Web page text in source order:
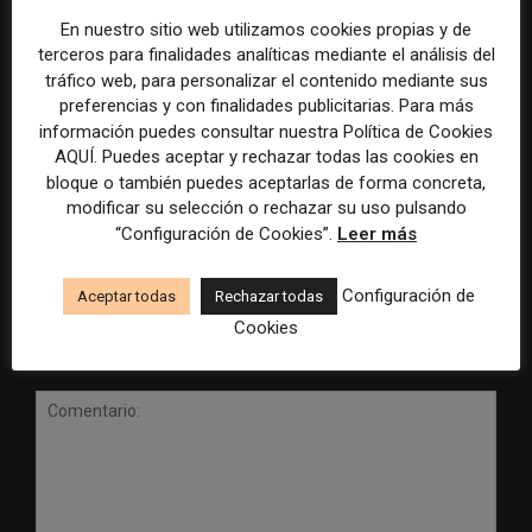
Radio Televisión Madrid
establece un sistema de
control para el uso de la
inteligencia artificial
ADEPA crea un premio
especial para la mejor
cobertura periodística del
En nuestro sitio web utilizamos cookies propias y de
terceros para finalidades analíticas mediante el análisis del
tráfico web, para personalizar el contenido mediante sus
preferencias y con finalidades publicitarias. Para más
información puedes consultar nuestra Política de Cookies
AQUÍ. Puedes aceptar y rechazar todas las cookies en
bloque o también puedes aceptarlas de forma concreta,
modificar su selección o rechazar su uso pulsando
“Configuración de Cookies”. Leer más
Aceptar todas Rechazar todas
Configuración de
Cookies